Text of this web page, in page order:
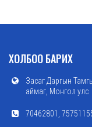
ХОЛБОО БАРИХ
Засаг Даргын
аймаг, Монгол улс
70462801,